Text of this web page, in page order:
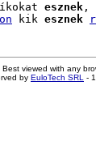
esznek ,
kik esznek
Best viewed with any
by EuloTech SRL -